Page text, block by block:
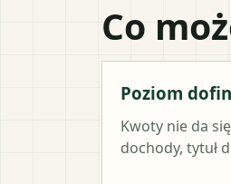
Co
Poziom
Kwoty nie da
dochody, tytuł